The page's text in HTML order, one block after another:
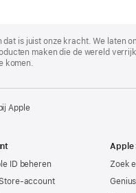
dat is juist onze kracht. We laten
maken die de wereld
komen.
Apple
ID beheren
account
Apple
Zoek